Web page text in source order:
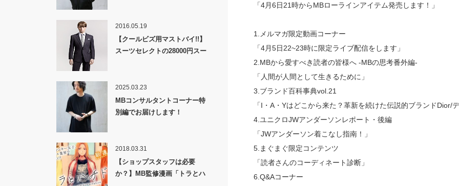
「4月6日21時からMBローラインアイテム発売します！」
1.メルマガ限定動画コーナー
「4月5日22~23時に限定ライブ配信をします」
2.MBから愛すべき読者の皆様へ -MBの思考番外編-
「人間が人間として生きるために」
3.ブランド百科事典vol.21
「I・A・Yはどこから来た？革新を続けた伝説的ブランドDior/
4.ユニクロJWアンダーソンレポート・後編
「JWアンダーソン着こなし指南！」
5.まぐまぐ限定コンテンツ
「読者さんのコーディネート診断」
6.Q&Aコーナー
2016.05.19
【クールビズ用マストバイ!!】
スーツセレクトの28000円スー
2025.03.23
MBコンサルタントコーナー特
別編でお届けします！
2018.03.31
【ショップスタッフは必要
か？】MB監修漫画「トラとハ